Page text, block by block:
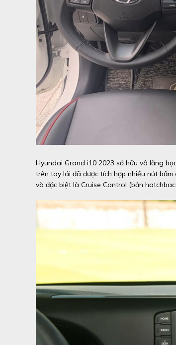
Hyundai Grand i10 2023 sở hữu vô lăng
trên tay lái đã được tích hợp nhiều nút
và đặc biệt là Cruise Control (bản